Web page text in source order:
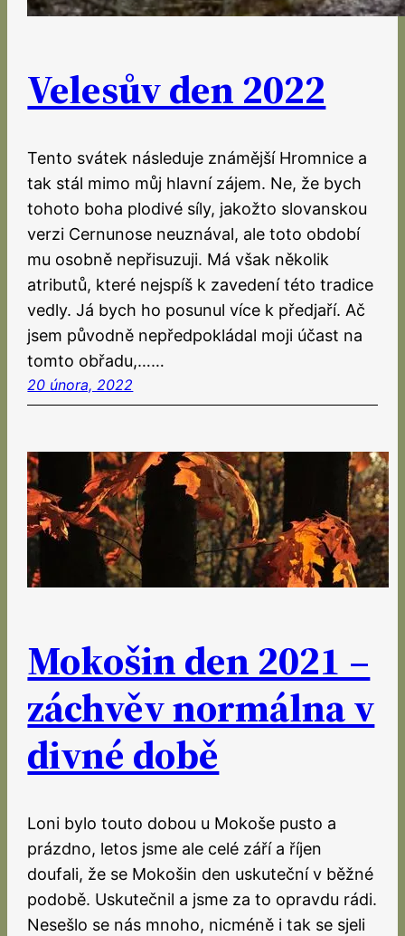
Velesův den 2022
Tento svátek následuje známější Hromnice a
tak stál mimo můj hlavní zájem. Ne, že bych
tohoto boha plodivé síly, jakožto slovanskou
verzi Cernunose neuznával, ale toto období
mu osobně nepřisuzuji. Má však několik
atributů, které nejspíš k zavedení této tradice
vedly. Já bych ho posunul více k předjaří. Ač
jsem původně nepředpokládal moji účast na
tomto obřadu,……
20 února, 2022
Mokošin den 2021 –
záchvěv normálna v
divné době
Loni bylo touto dobou u Mokoše pusto a
prázdno, letos jsme ale celé září a říjen
doufali, že se Mokošin den uskuteční v běžné
podobě. Uskutečnil a jsme za to opravdu rádi.
Nesešlo se nás mnoho, nicméně i tak se sjeli